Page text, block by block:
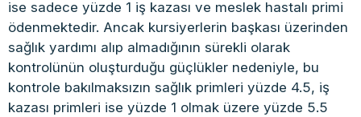
ise sadece yüzde 1 iş kazası ve meslek hastalı primi
ödenmektedir. Ancak kursiyerlerin başkası üzerinden
sağlık yardımı alıp almadığının sürekli olarak
kontrolünün oluşturduğu güçlükler nedeniyle, bu
kontrole bakılmaksızın sağlık primleri yüzde 4.5, iş
kazası primleri ise yüzde 1 olmak üzere yüzde 5.5